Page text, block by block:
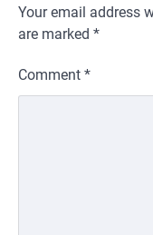
Your email address
are marked *
Comment *